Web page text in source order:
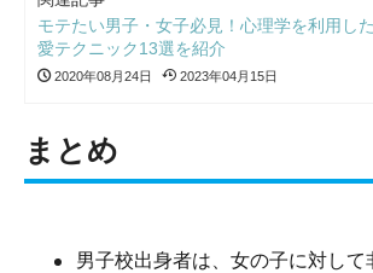
モテたい男子・女子必見！心理学を利用し
愛テクニック13選を紹介
2020年08月24日 2023年04月15日
まとめ
男子校出身者は、女の子に対して